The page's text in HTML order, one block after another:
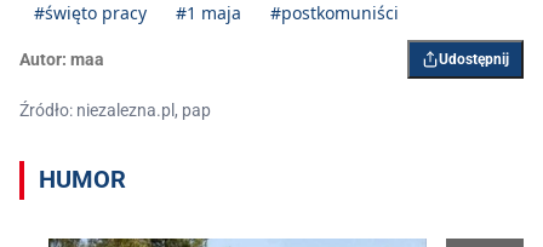
#święto pracy
#1 maja #postkomuniści
Autor: maa Udostępnij
Źródło: niezalezna.pl, pap
HUMOR